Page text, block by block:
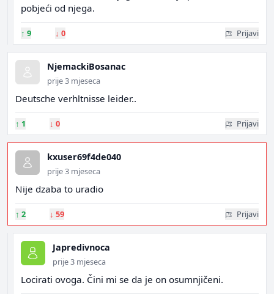
pobjeći od njega.
↑ 9 ↓ 0 Prijavi
NjemackiBosanac
prije 3 mjeseca
Deutsche verhltnisse leider..
↑ 1 ↓ 0 Prijavi
kxuser69f4de040
prije 3 mjeseca
Nije dzaba to uradio
↑ 2 ↓ 59 Prijavi
Japredivnoca
prije 3 mjeseca
Locirati ovoga. Čini mi se da je on osumnjičeni.